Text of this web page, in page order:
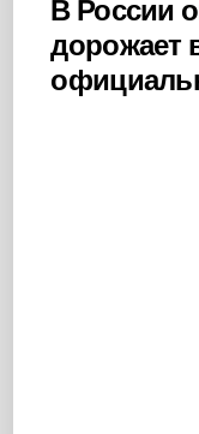
В России
дорожает